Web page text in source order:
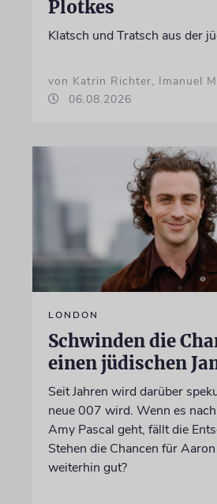
Plotkes
Klatsch und Tratsch aus der
von Katrin Richter, Imanuel
06.08.2026
LONDON
Schwinden die
einen jüdischen
Seit Jahren wird darüber
neue 007 wird. Wenn es
Amy Pascal geht, fällt die
Stehen die Chancen für
weiterhin gut?